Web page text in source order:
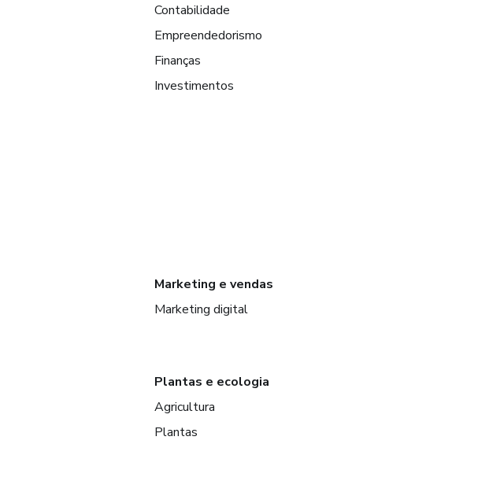
Contabilidade
Empreendedorismo
Finanças
Investimentos
Marketing e vendas
Marketing digital
Plantas e ecologia
Agricultura
Plantas